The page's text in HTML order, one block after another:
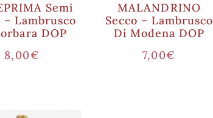
Semi
– Lambrusco
DOP
8,00€
MALANDRINO
Secco – Lambrusco
Di Modena DOP
7,00€